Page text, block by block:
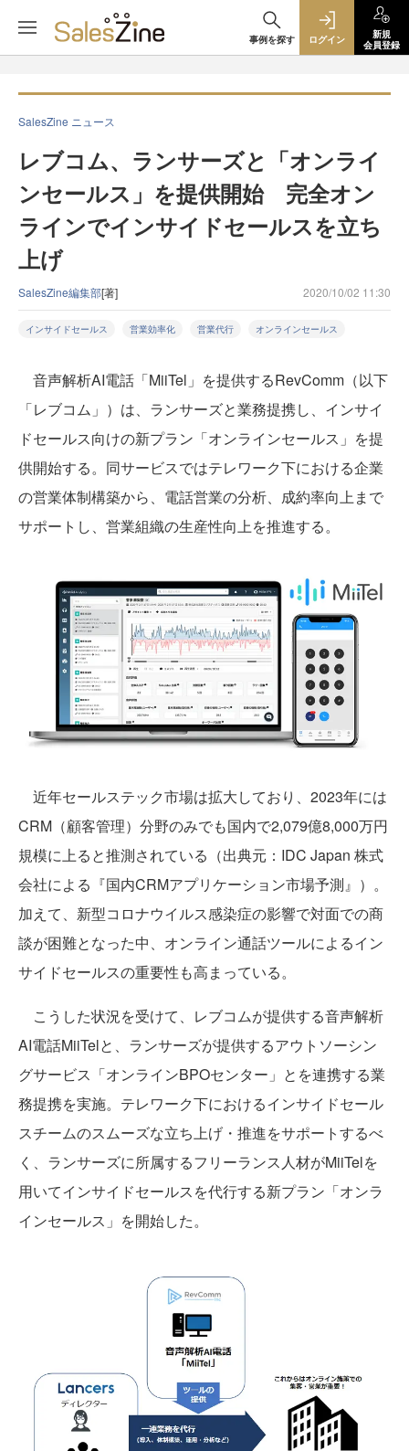
事例を探す ログイン
新規
会員登録
SalesZine ニュース
レブコム、ランサーズと「オンライ
ンセールス」を提供開始 完全オン
ラインでインサイドセールスを立ち
上げ
SalesZine編集部[著] 2020/10/02 11:30
インサイドセールス 営業効率化 営業代行 オンラインセールス
音声解析AI電話「MiiTel」を提供するRevComm（以下
「レブコム」）は、ランサーズと業務提携し、インサイ
ドセールス向けの新プラン「オンラインセールス」を提
供開始する。同サービスではテレワーク下における企業
の営業体制構築から、電話営業の分析、成約率向上まで
サポートし、営業組織の生産性向上を推進する。
近年セールステック市場は拡大しており、2023年には
CRM（顧客管理）分野のみでも国内で2,079億8,000万円
規模に上ると推測されている（出典元：IDC Japan 株式
会社による『国内CRMアプリケーション市場予測』）。
加えて、新型コロナウイルス感染症の影響で対面での商
談が困難となった中、オンライン通話ツールによるイン
サイドセールスの重要性も高まっている。
こうした状況を受けて、レブコムが提供する音声解析
AI電話MiiTelと、ランサーズが提供するアウトソーシン
グサービス「オンラインBPOセンター」とを連携する業
務提携を実施。テレワーク下におけるインサイドセール
スチームのスムーズな立ち上げ・推進をサポートするべ
く、ランサーズに所属するフリーランス人材がMiiTelを
用いてインサイドセールスを代行する新プラン「オンラ
インセールス」を開始した。